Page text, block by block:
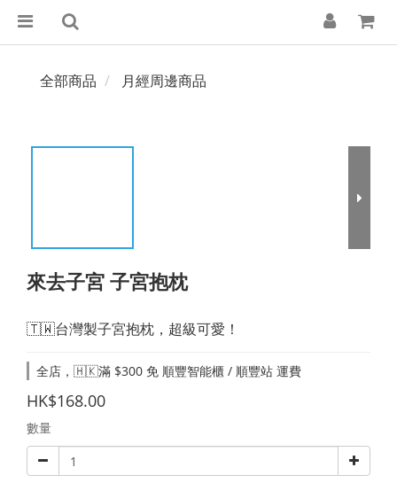
全部商品 月經周邊商品
來去子宮 子宮抱枕
🇹🇼台灣製子宮抱枕，超級可愛！
全店，🇭🇰滿 $300 免 順豐智能櫃 / 順豐站 運費
HK$168.00
數量